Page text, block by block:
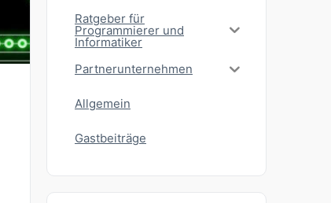
Ratgeber für
Programmierer und
Informatiker
Partnerunternehmen
Allgemein
Gastbeiträge